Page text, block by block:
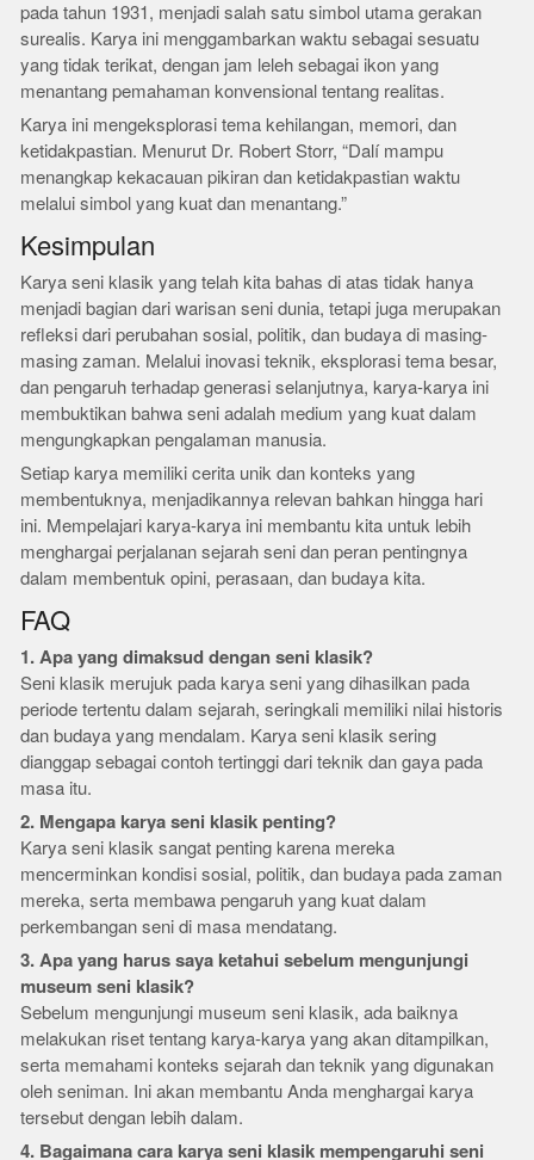
pada tahun 1931, menjadi salah satu simbol utama gerakan
surealis. Karya ini menggambarkan waktu sebagai sesuatu
yang tidak terikat, dengan jam leleh sebagai ikon yang
menantang pemahaman konvensional tentang realitas.
Karya ini mengeksplorasi tema kehilangan, memori, dan
ketidakpastian. Menurut Dr. Robert Storr, “Dalí mampu
menangkap kekacauan pikiran dan ketidakpastian waktu
melalui simbol yang kuat dan menantang.”
Kesimpulan
Karya seni klasik yang telah kita bahas di atas tidak hanya
menjadi bagian dari warisan seni dunia, tetapi juga merupakan
refleksi dari perubahan sosial, politik, dan budaya di masing-
masing zaman. Melalui inovasi teknik, eksplorasi tema besar,
dan pengaruh terhadap generasi selanjutnya, karya-karya ini
membuktikan bahwa seni adalah medium yang kuat dalam
mengungkapkan pengalaman manusia.
Setiap karya memiliki cerita unik dan konteks yang
membentuknya, menjadikannya relevan bahkan hingga hari
ini. Mempelajari karya-karya ini membantu kita untuk lebih
menghargai perjalanan sejarah seni dan peran pentingnya
dalam membentuk opini, perasaan, dan budaya kita.
FAQ
1. Apa yang dimaksud dengan seni klasik?
Seni klasik merujuk pada karya seni yang dihasilkan pada
periode tertentu dalam sejarah, seringkali memiliki nilai historis
dan budaya yang mendalam. Karya seni klasik sering
dianggap sebagai contoh tertinggi dari teknik dan gaya pada
masa itu.
2. Mengapa karya seni klasik penting?
Karya seni klasik sangat penting karena mereka
mencerminkan kondisi sosial, politik, dan budaya pada zaman
mereka, serta membawa pengaruh yang kuat dalam
perkembangan seni di masa mendatang.
3. Apa yang harus saya ketahui sebelum mengunjungi
museum seni klasik?
Sebelum mengunjungi museum seni klasik, ada baiknya
melakukan riset tentang karya-karya yang akan ditampilkan,
serta memahami konteks sejarah dan teknik yang digunakan
oleh seniman. Ini akan membantu Anda menghargai karya
tersebut dengan lebih dalam.
4. Bagaimana cara karya seni klasik mempengaruhi seni